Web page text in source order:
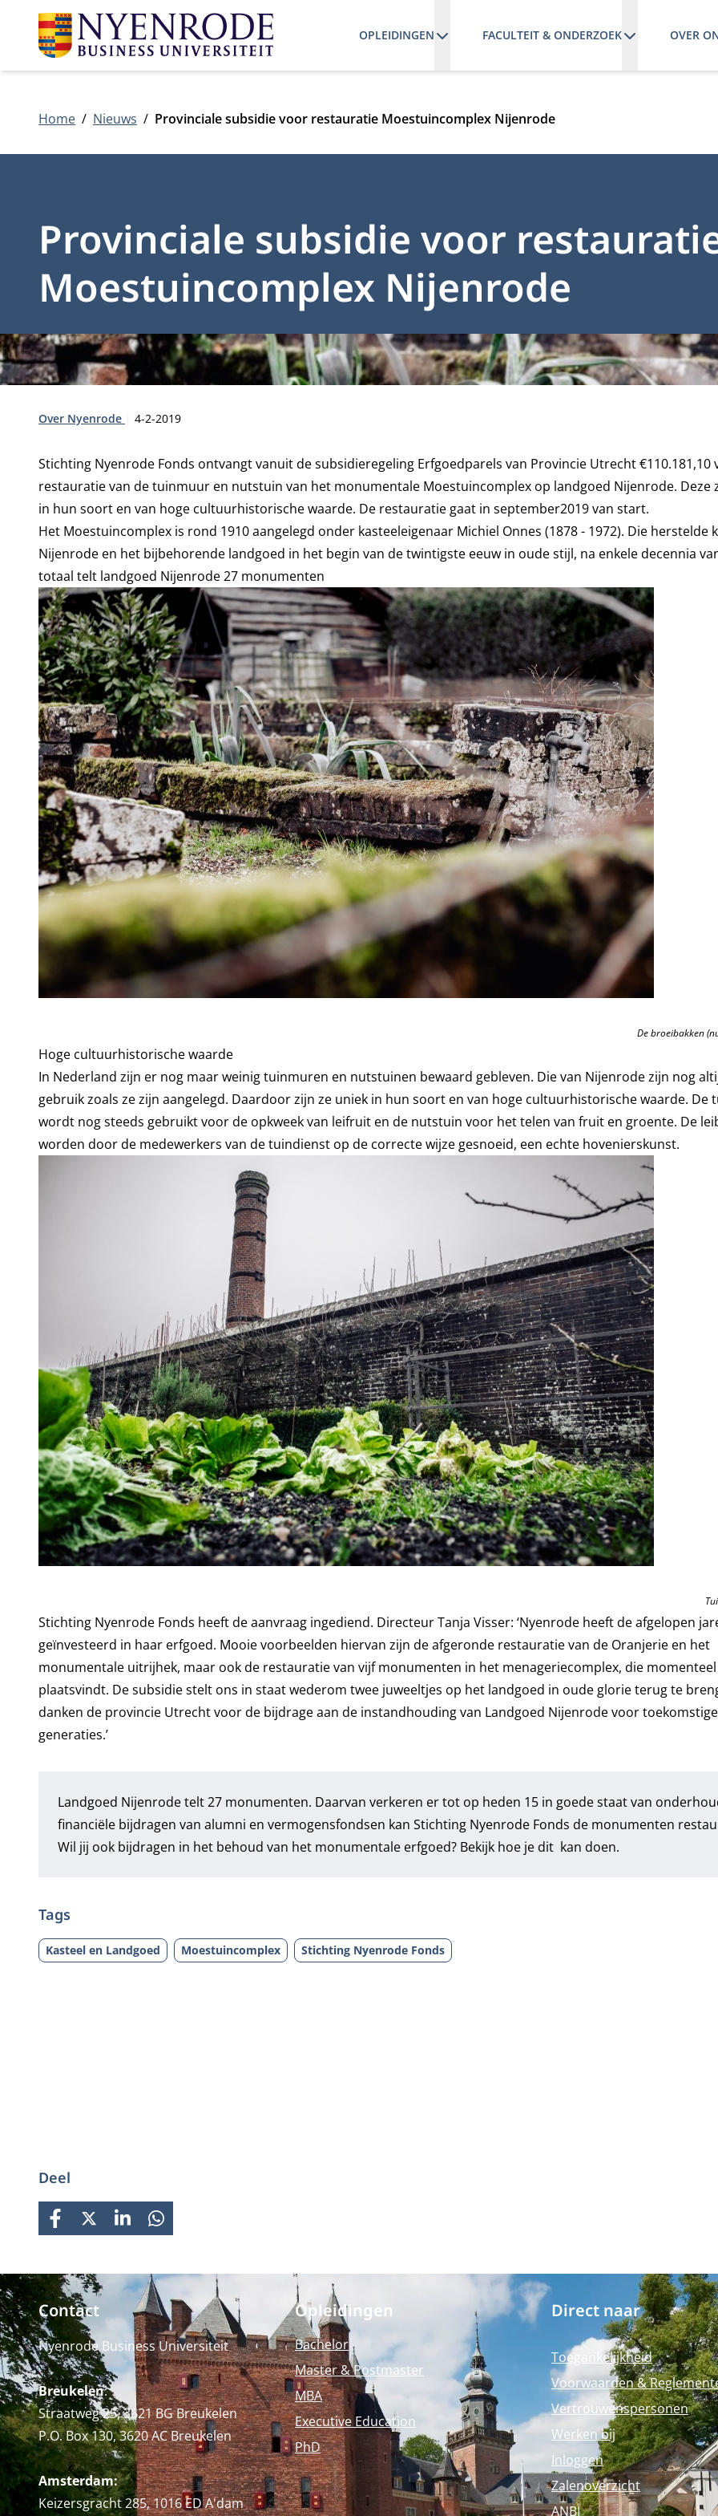
OPLEIDINGEN FACULTEIT & ONDERZOEK OVER
Home Nieuws Provinciale subsidie voor restauratie Moestuincomplex Nijenrode
Provinciale subsidie voor
Moestuincomplex Nijenrode
Type:
Over Nyenrode Publicatiedatum:
4-2-2019
Stichting Nyenrode Fonds ontvangt vanuit desubsidieregeling Erfgoedparels van Provincie Utrecht €110.181,10
restauratie van de tuinmuur en nutstuin van het monumentale Moestuincomplex op landgoed Nijenrode. Deze
in hun soort en van hoge cultuurhistorische waarde. De restauratie gaat in september2019 van start.
Het Moestuincomplex is rond 1910 aangelegd onder kasteeleigenaar Michiel Onnes (1878 - 1972). Die herstelde
Nijenrode en het bijbehorende landgoed in het begin van de twintigste eeuw in oude stijl, na enkele decennia
totaal telt landgoed Nijenrode 27 monumenten
De broeibakken
Hoge cultuurhistorische waarde
In Nederland zijn er nog maar weinig tuinmuren en nutstuinen bewaard gebleven. Die van Nijenrode zijn nog
gebruik zoals ze zijn aangelegd. Daardoor zijn ze uniek in hun soort en van hoge cultuurhistorische waarde. De
wordt nog steeds gebruikt voor de opkweek van leifruit en de nutstuin voor het telen van fruit en groente. De
worden door de medewerkers van de tuindienst op de correcte wijze gesnoeid, een echte hovenierskunst.
Stichting Nyenrode Fonds heeft de aanvraag ingediend. Directeur Tanja Visser: ‘Nyenrode heeft de afgelopen
geïnvesteerd in haar erfgoed. Mooie voorbeelden hiervan zijn de afgeronde restauratie van de Oranjerie en het
monumentale uitrijhek, maar ook de restauratie van vijf monumenten in het menageriecomplex, die momenteel
plaatsvindt. De subsidie stelt ons in staat wederom twee juweeltjes op het landgoed in oude glorie terug te
danken de provincie Utrecht voor de bijdrage aan de instandhouding van Landgoed Nijenrode voor toekomstige
generaties.’
Landgoed Nijenrode telt 27 monumenten. Daarvan verkeren er tot op heden 15 in goede staat van
financiële bijdragen van alumni en vermogensfondsen kan Stichting Nyenrode Fonds de monumenten
Wil jij ook bijdragen in het behoud van het monumentale erfgoed? Bekijk hoe je dit kan doen.
Tags
Kasteel en Landgoed Moestuincomplex Stichting Nyenrode Fonds
Deel
FACEBOOK
X LINKEDINWHATSAPP
Contact
Nyenrode Business Universiteit
Breukelen:
Straatweg 25, 3621 BG Breukelen
P.O. Box 130, 3620 AC Breukelen
Amsterdam:
Keizersgracht 285, 1016 ED A'dam
Opleidingen
Bachelor
Master & Postmaster
MBA
Executive Education
PhD
Direct naar
Toegankelijkheid
Voorwaarden &
Vertrouwenspersonen
Werken bij
Inloggen
Zalenoverzicht
ANBI